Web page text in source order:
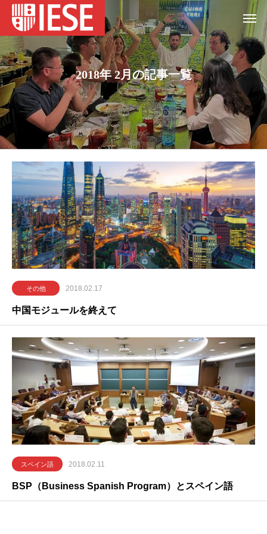
2018年 2月の記事一覧
その他 2018.02.17
中国モジュールを終えて
スペイン語 2018.02.11
BSP（Business Spanish Program）とスペイン語